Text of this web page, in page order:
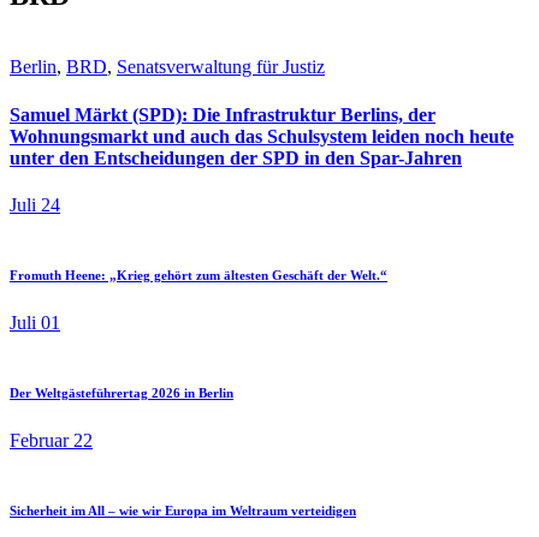
Berlin, BRD, Senatsverwaltung für Justiz
Samuel Märkt (SPD): Die Infrastruktur Berlins, der
Wohnungsmarkt und auch das Schulsystem leiden noch heute
unter den Entscheidungen der SPD in den Spar-Jahren
Juli 24
Fromuth Heene: „Krieg gehört zum ältesten Geschäft der Welt.“
Juli 01
Der Weltgästeführertag 2026 in Berlin
Februar 22
Sicherheit im All – wie wir Europa im Weltraum verteidigen